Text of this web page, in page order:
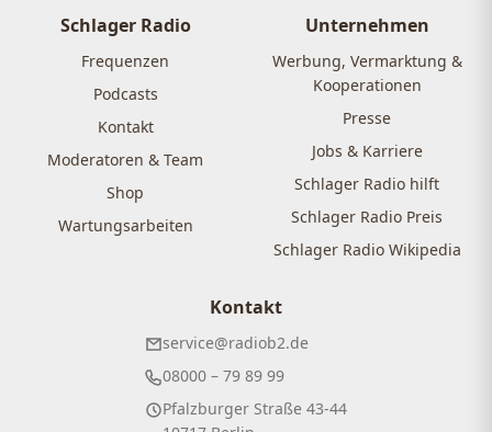
Schlager Radio
Frequenzen
Podcasts
Kontakt
Moderatoren & Team
Shop
Wartungsarbeiten
Unternehmen
Werbung, Vermarktung &
Kooperationen
Presse
Jobs & Karriere
Schlager Radio hilft
Schlager Radio Preis
Schlager Radio Wikipedia
Kontakt
service@radiob2.de
08000 – 79 89 99
Pfalzburger Straße 43-44